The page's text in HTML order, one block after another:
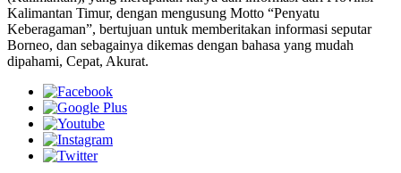
Kalimantan Timur, dengan mengusung Motto “Penyatu
Keberagaman”, bertujuan untuk memberitakan informasi seputar
Borneo, dan sebagainya dikemas dengan bahasa yang mudah
dipahami, Cepat, Akurat.